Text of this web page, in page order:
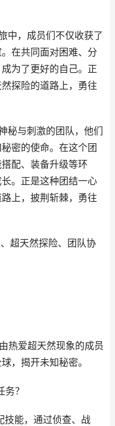
中，成员们不仅收获了
在共同面对困难、分
为了更好的自己。正
探险的道路上，勇往
秘与刺激的团队，他们
密的使命。在这个团
配、装备升级等环
。正是这种团结一心
上，披荆斩棘，勇往
超天然探险、团队协
热爱超天然现象的成员
，揭开未知秘密。
？
技能，通过侦查、战